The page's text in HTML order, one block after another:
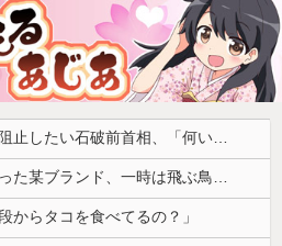
消費税減税をなんとしても阻止したい石破前首相、「何いってんのこいつ」と有権者をドン引きさせるよな屁理屈を……
あっち系御用達で有名になった某ブランド、一時は飛ぶ鳥を落とす勢いだったが今期の業績は……
からタコを食べてるの？」